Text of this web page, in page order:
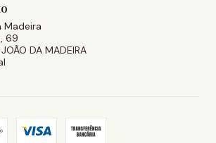
Madeira
69
DA MADEIRA